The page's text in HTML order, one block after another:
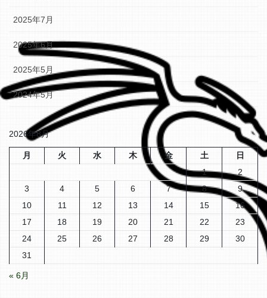
2025年7月
2025年6月
2025年5月
2024年5月
2026年8月
月 火 水 木 金 土
日
1
2
3
4 5 6 7 8
9
10
11 12 13 14 15
16
17
18 19 20 21 22
23
24
25 26 27 28 29
30
31
« 6月